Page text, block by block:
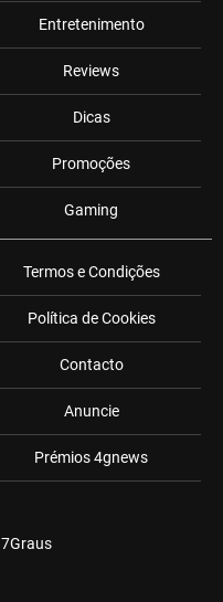
Entretenimento
Reviews
Dicas
Promoções
Gaming
Termos e Condições
Política de Cookies
Contacto
Anuncie
Prémios 4gnews
7Graus